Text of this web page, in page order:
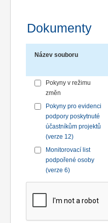
Dokumenty
Název souboru
Pokyny v režimu
změn
Pokyny pro evidenci
podpory poskytnuté
účastníkům projektů
(verze 12)
Monitorovací list
podpořené osoby
(verze 6)